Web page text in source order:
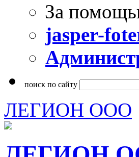
За
jasper-
поиск по сайту
ЛЕГИОН ООО